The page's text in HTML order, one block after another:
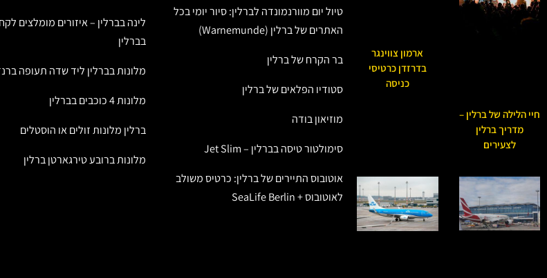
חיי הלילה של ברלין –
מדריך ברלין
לצעירים
ארמון צווינגר
בדרזדן כרטיסי
כניסה
טיול יום מוורנמונדה לברלין: סיור יומי בכל
האתרים של ברלין (Warnemunde)
בר הקרח של ברלין
סטודיו הפלאים של ברלין
מוזיאון בודה
סימולטור טיסה בברלין – Jet Slim
אוטובוס התיירים של ברלין: כרטיס משולב
לאוטובוס + SeaLife Berlin
לינה בברלין – איזורים מומלצים
בברלין
מלונות בברלין ליד שדה תעופה
מלונות 4 כוכבים בברלין
ברלין מלונות זולים או הוסטלים
מלונות ברובע טירגארטן ברלין